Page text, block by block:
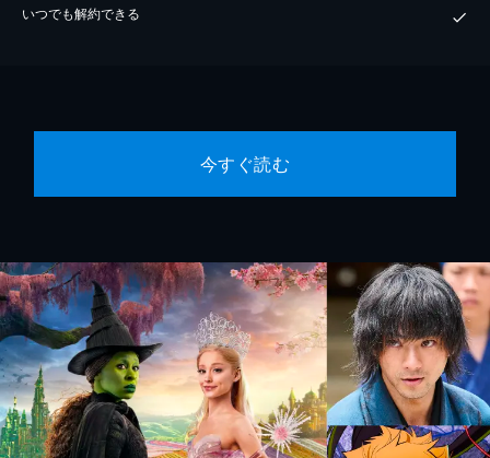
いつでも解約できる
今すぐ読む